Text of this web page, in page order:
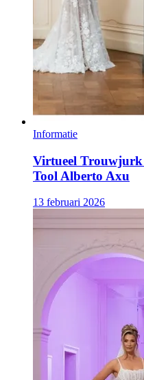
Informatie
Virtueel
Tool Alberto Axu
13 februari 2026